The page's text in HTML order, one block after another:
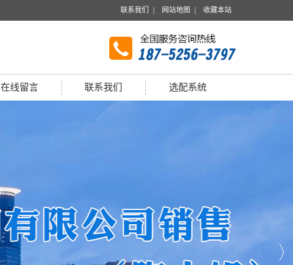
联系我们 网站地图 收藏本站
在线留言 联系我们 选配系统